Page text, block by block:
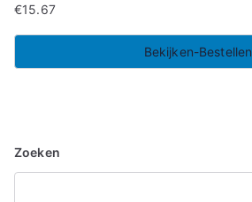
€15.67
Bekijken-Bestellen
Zoeken